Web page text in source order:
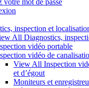
inspection et
All Diagnostics,
vidéo portable
vidéo de
View All Inspection
et d’égout
Moniteurs et